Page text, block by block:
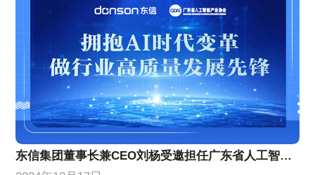
东信集团董事长兼CEO刘杨受邀担任广东省人工智能产业协会理事代表